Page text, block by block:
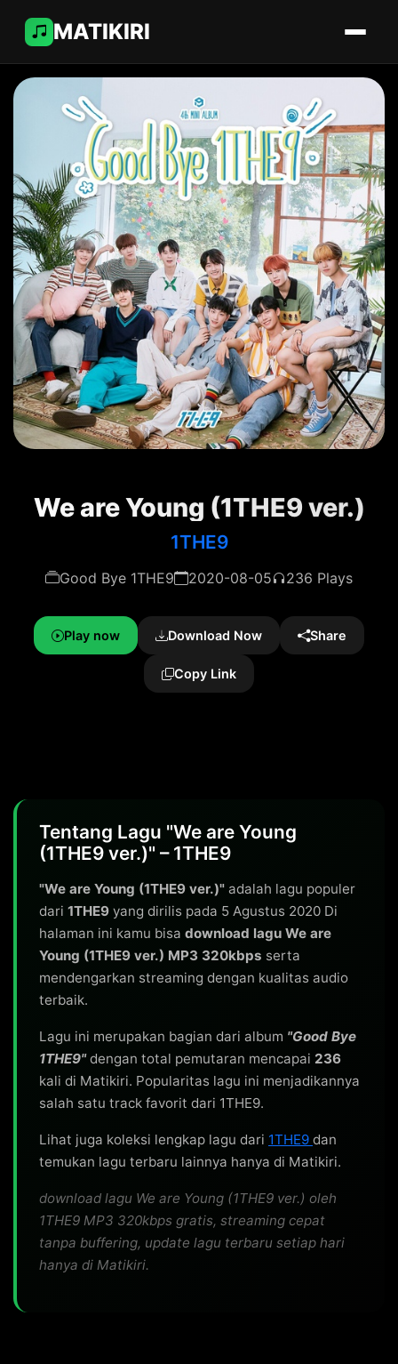
MATIKIRI
We are Young (1THE9 ver.)
1THE9
Good Bye 1THE9 2020-08-05 236 Plays
Play now Download Now Share
Copy Link
Tentang Lagu "We are Young
(1THE9 ver.)" – 1THE9
"We are Young (1THE9 ver.)" adalah lagu populer
dari 1THE9 yang dirilis pada 5 Agustus 2020 Di
halaman ini kamu bisa download lagu We are
Young (1THE9 ver.) MP3 320kbps serta
mendengarkan streaming dengan kualitas audio
terbaik.
Lagu ini merupakan bagian dari album "Good Bye
1THE9"dengan total pemutaran mencapai 236
kali di Matikiri. Popularitas lagu ini menjadikannya
salah satu track favorit dari 1THE9.
Lihat juga koleksi lengkap lagu dari 1THE9 dan
temukan lagu terbaru lainnya hanya di Matikiri.
download lagu We are Young (1THE9 ver.) oleh
1THE9 MP3 320kbps gratis, streaming cepat
tanpa buffering, update lagu terbaru setiap hari
hanya di Matikiri.